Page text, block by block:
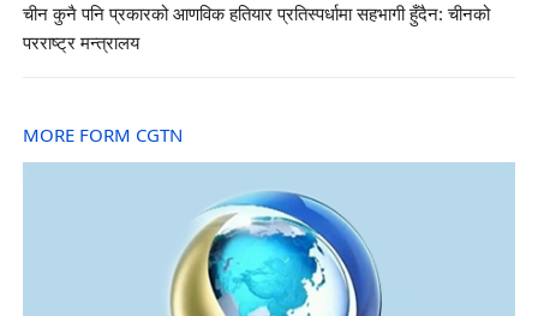
चीन कुनै पनि प्रकारको आणविक हतियार प्रतिस्पर्धामा सहभागी हुँदैन: चीनको
परराष्ट्र मन्त्रालय
MORE FORM CGTN